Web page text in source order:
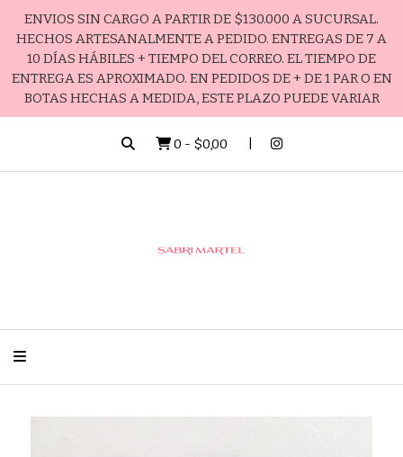
ENVIOS SIN CARGO A PARTIR DE $130.000 A SUCURSAL.
HECHOS ARTESANALMENTE A PEDIDO. ENTREGAS DE 7 A
10 DÍAS HÁBILES + TIEMPO DEL CORREO. EL TIEMPO DE
ENTREGA ES APROXIMADO. EN PEDIDOS DE + DE 1 PAR O EN
BOTAS HECHAS A MEDIDA, ESTE PLAZO PUEDE VARIAR
0 - $0,00